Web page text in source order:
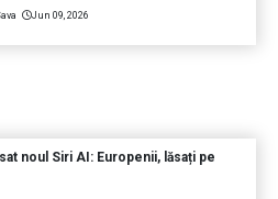
Jun 09, 2026
noul Siri AI: Europenii, lăsați pe